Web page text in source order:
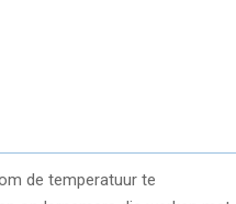
de temperatuur te